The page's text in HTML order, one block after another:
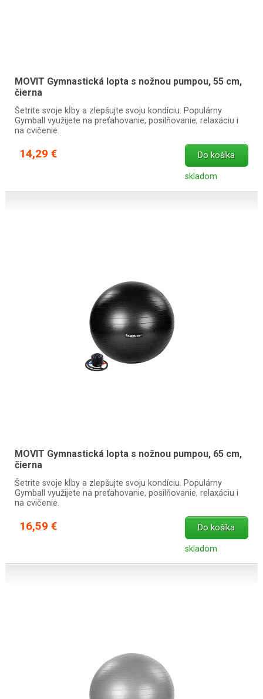
MOVIT Gymnastická lopta s nožnou pumpou, 55 cm,
čierna
Šetrite svoje kĺby a zlepšujte svoju kondíciu. Populárny
Gymball využijete na preťahovanie, posilňovanie, relaxáciu i
na cvičenie.
14,29 € Do košíka
skladom
MOVIT Gymnastická lopta s nožnou pumpou, 65 cm,
čierna
Šetrite svoje kĺby a zlepšujte svoju kondíciu. Populárny
Gymball využijete na preťahovanie, posilňovanie, relaxáciu i
na cvičenie.
16,59 € Do košíka
skladom